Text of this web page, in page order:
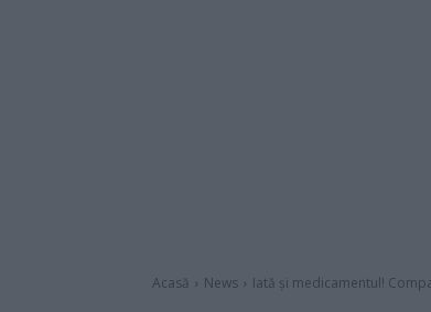
Acasă News Iată și medicamentul!